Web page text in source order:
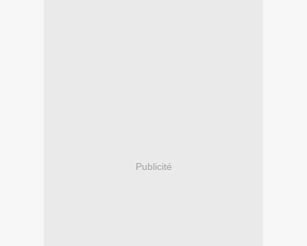
Publicité